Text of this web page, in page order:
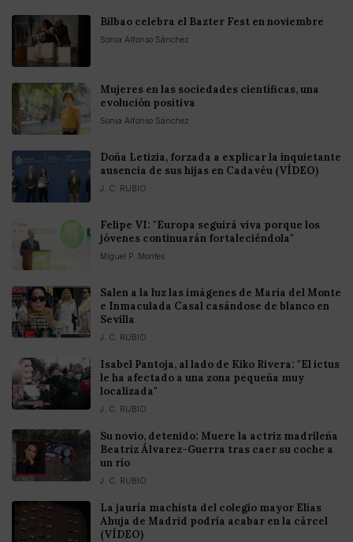
Bilbao celebra el Bazter Fest en noviembre
Sonia Alfonso Sánchez
Mujeres en las sociedades científicas, una
evolución positiva
Sonia Alfonso Sánchez
Doña Letizia, forzada a explicar la inquietante
ausencia de sus hijas en Cadavéu (VÍDEO)
J. C. RUBIO
Felipe VI: "Europa seguirá viva porque los
jóvenes continuarán fortaleciéndola"
Miguel P. Montes
Salen a la luz las imágenes de María del Monte
e Inmaculada Casal casándose de blanco en
Sevilla
J. C. RUBIO
Isabel Pantoja, al lado de Kiko Rivera: "El ictus
le ha afectado a una zona pequeña muy
localizada"
J. C. RUBIO
Su novio, detenido: Muere la actriz madrileña
Beatriz Álvarez-Guerra tras caer su coche a
un río
J. C. RUBIO
La jauría machista del colegio mayor Elías
Ahuja de Madrid podría acabar en la cárcel
(VÍDEO)